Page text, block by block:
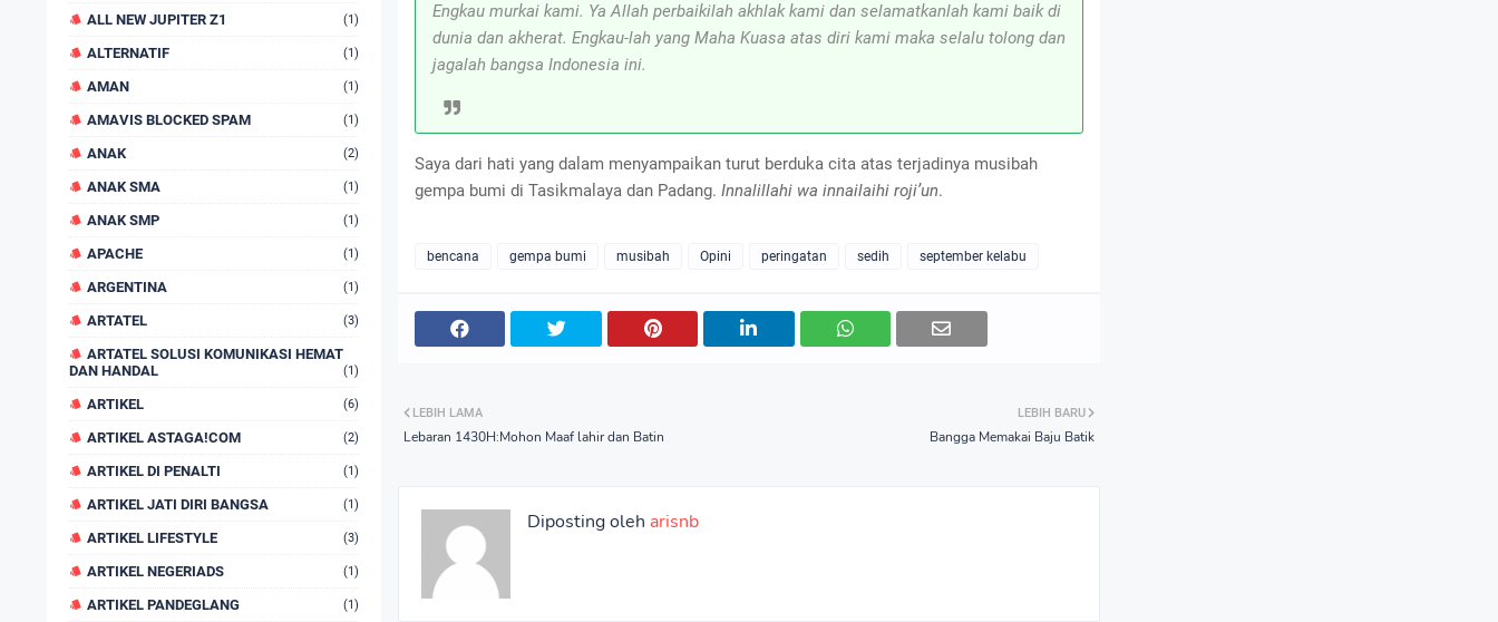
ALL NEW JUPITER Z1 (1)
ALTERNATIF (1)
AMAN (1)
AMAVIS BLOCKED SPAM (1)
ANAK (2)
ANAK SMA (1)
ANAK SMP (1)
APACHE (1)
ARGENTINA (1)
ARTATEL (3)
ARTATEL SOLUSI KOMUNIKASI HEMAT
DAN HANDAL
(1)
ARTIKEL (6)
ARTIKEL ASTAGA!COM (2)
ARTIKEL DI PENALTI (1)
ARTIKEL JATI DIRI BANGSA (1)
ARTIKEL LIFESTYLE (3)
ARTIKEL NEGERIADS (1)
ARTIKEL PANDEGLANG (1)
Engkau murkai kami. Ya Allah perbaikilah akhlak kami dan selamatkanlah kami baik di
dunia dan akherat. Engkau-lah yang Maha Kuasa atas diri kami maka selalu tolong dan
jagalah bangsa Indonesia ini.
Saya dari hati yang dalam menyampaikan turut berduka cita atas terjadinya musibah
gempa bumi di Tasikmalaya dan Padang. Innalillahi wa innailaihi roji’un.
bencana gempa bumi musibah Opini peringatan sedih september kelabu
LEBIH BARU
Bangga Memakai Baju Batik
LEBIH LAMA
Lebaran 1430H:Mohon Maaf lahir dan Batin
Diposting oleh arisnb